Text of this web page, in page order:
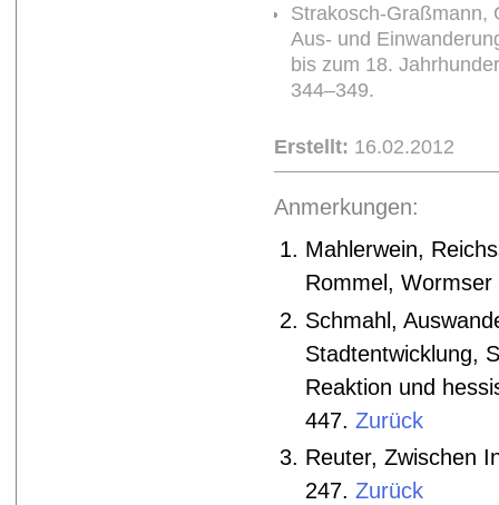
Strakosch-Graßmann,
Aus- und
bis zum 18.
344–349.
Erstellt: 16.02.2012
Anmerkungen:
Mahlerwein,
Rommel,
Schmahl,
Stadtentwicklung,
Reaktion und
447.Zurück
Reuter, Zwischen
247.Zurück